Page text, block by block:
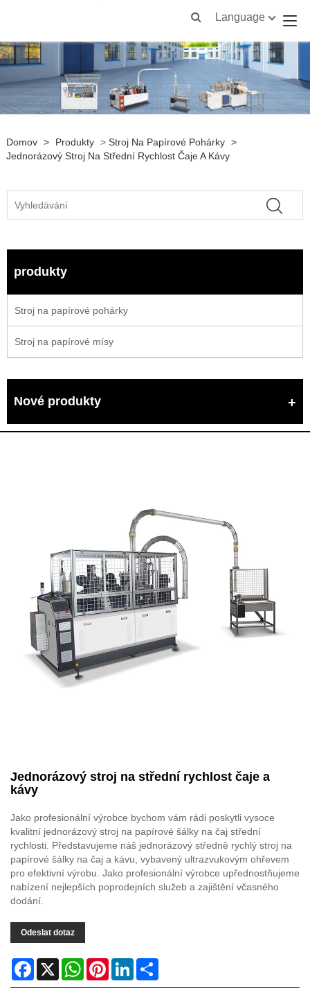
Language
Domov > Produkty > Stroj Na Papírové Pohárky >
Jednorázový Stroj Na Střední Rychlost Čaje A Kávy
produkty
Stroj na papírové pohárky
Stroj na papírové mísy
Nové produkty
Jednorázový stroj na střední rychlost čaje a
kávy
Jako profesionální výrobce bychom vám rádi poskytli vysoce
kvalitní jednorázový stroj na papírové šálky na čaj střední
rychlosti. Představujeme náš jednorázový středně rychlý stroj na
papírové šálky na čaj a kávu, vybavený ultrazvukovým ohřevem
pro efektivní výrobu. Jako profesionální výrobce upřednostňujeme
nabízení nejlepších poprodejních služeb a zajištění včasného
dodání.
Odeslat dotaz
Facebook
X WhatsAppPinterestLinkedIn